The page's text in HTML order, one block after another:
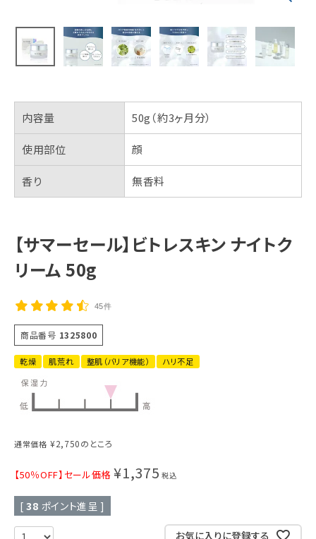
内容量 50g（約3ヶ月分）
使用部位 顔
香り 無香料
【サマーセール】ビトレスキン ナイトク
リーム 50g
45件
商品番号 1325800
乾燥 肌荒れ 整肌（バリア機能） ハリ不足
通常価格 ¥2,750のところ
【50％OFF】セール価格 ¥1,375 税込
[ 38 ポイント進呈 ]
お気に入りに登録する